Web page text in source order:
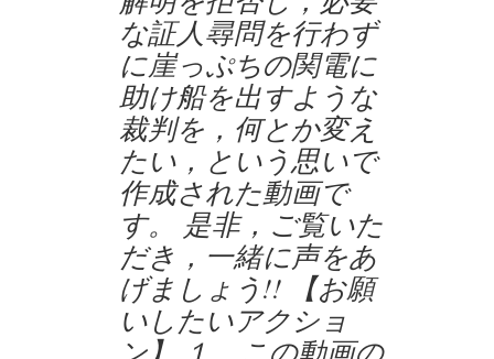
な証人尋問を行わず
に崖っぷちの関電に
助け船を出すような
裁判を，何とか変え
たい，という思いで
作成された動画で
す。 是非，ご覧いた
だき，一緒に声をあ
げましょう!! 【お願
いしたいアクショ
ン】 １ この動画の